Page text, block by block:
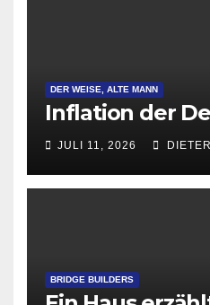
DER WEISE, ALTE MANN
Inflation der
JULI 11, 2026
BRIDGE BUILDERS